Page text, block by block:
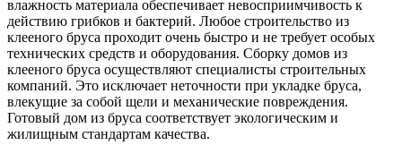
влажность материала обеспечивает невосприимчивость к
действию грибков и бактерий. Любое строительство из
клееного бруса проходит очень быстро и не требует особых
технических средств и оборудования. Сборку домов из
клееного бруса осуществляют специалисты строительных
компаний. Это исключает неточности при укладке бруса,
влекущие за собой щели и механические повреждения.
Готовый дом из бруса соответствует экологическим и
жилищным стандартам качества.